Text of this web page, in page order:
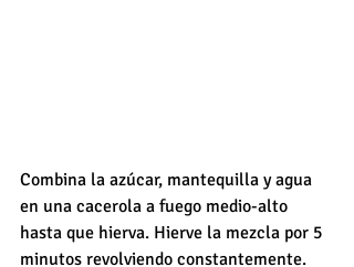
Combina la azúcar, mantequilla y agua
en una cacerola a fuego medio-alto
hasta que hierva. Hierve la mezcla por 5
minutos revolviendo constantemente.